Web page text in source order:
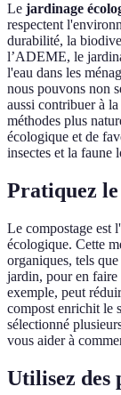
Le jardinage
respectent
durabilité, la
l’ADEME, le
l'eau dans les
nous pouvons non
aussi contribuer à
méthodes plus
écologique et de
insectes et la faune
Pratiquez le
Le compostage est
écologique. Cette
organiques, tels
jardin, pour en faire
exemple, peut
compost enrichit le
sélectionné
vous aider à
Utilisez des